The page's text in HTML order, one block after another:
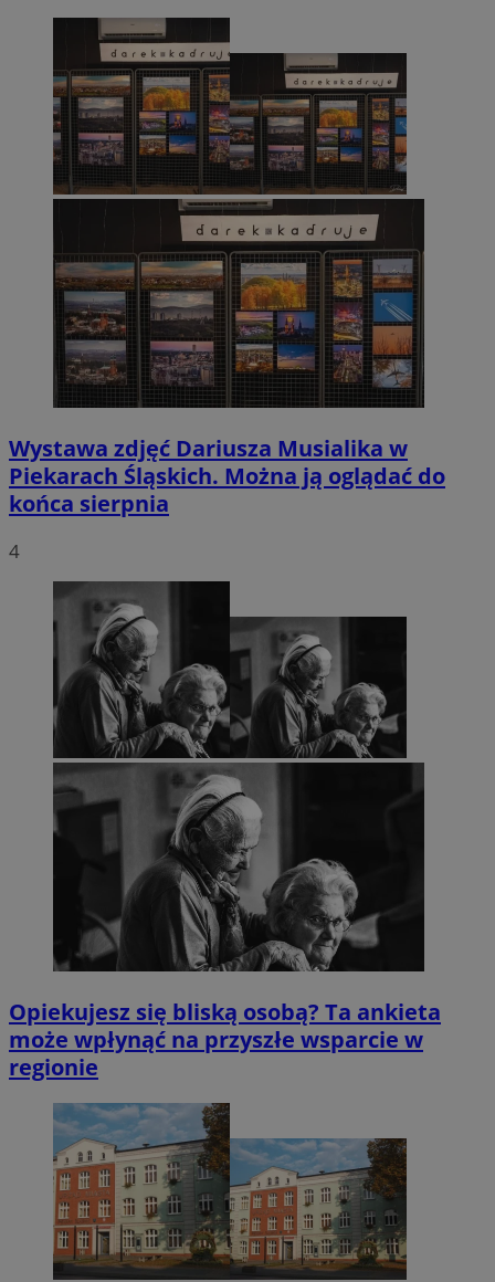
Wystawa zdjęć Dariusza Musialika w
Piekarach Śląskich. Można ją oglądać do
końca sierpnia
4
Opiekujesz się bliską osobą? Ta ankieta
może wpłynąć na przyszłe wsparcie w
regionie